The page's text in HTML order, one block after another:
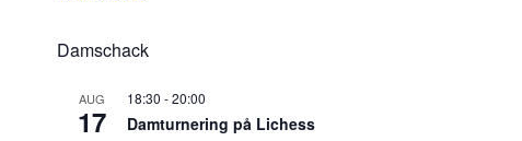
Damschack
AUG
17
18:30 -20:00
Damturnering på Lichess